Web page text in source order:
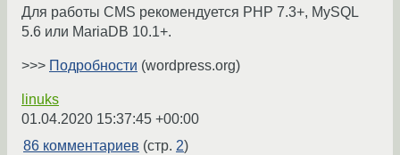
Для работы CMS рекомендуется PHP 7.3+, MySQL
5.6 или MariaDB 10.1+.
>>> Подробности (wordpress.org)
linuks
01.04.2020 15:37:45 +00:00
86 комментариев (стр. 2)